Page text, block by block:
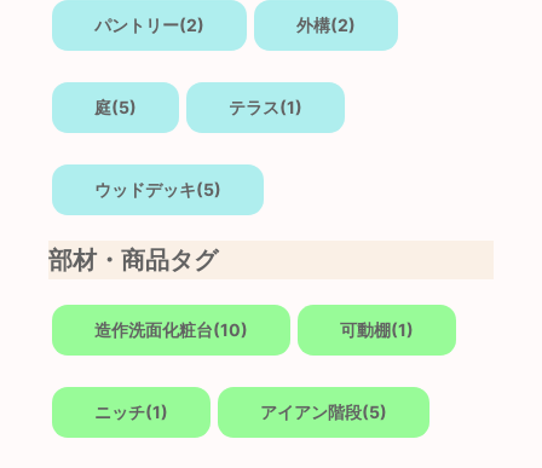
パントリー(2) 外構(2)
庭(5) テラス(1)
ウッドデッキ(5)
部材・商品タグ
造作洗面化粧台(10) 可動棚(1)
ニッチ(1) アイアン階段(5)